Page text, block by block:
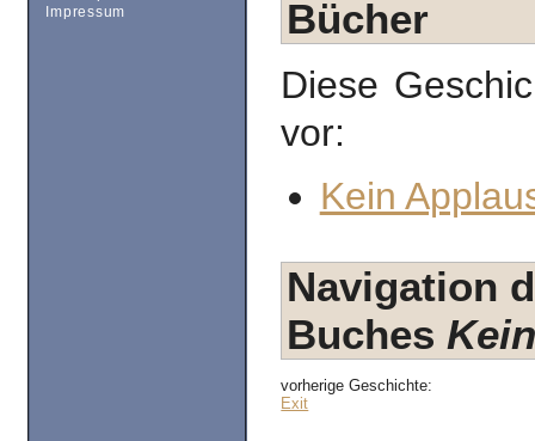
Bücher
Diese
vor:
Kein
Navigation
Buches
vorherige Geschichte:
Exit
Impressum